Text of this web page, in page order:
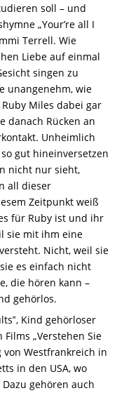
soll – und
„Your’re all I
Terrell. Wie
Liebe auf einmal
singen zu
unangenehm, wie
Miles dabei gar
danach Rücken an
Unheimlich
sogut hineinversetzen
nicht nur sieht,
all dieser
Zeitpunkt weiß
für Ruby ist und ihr
sie mit ihm eine
Nicht, weil sie
es einfach nicht
die hören kann –
gehörlos.
Kind gehörloser
„Verstehen Sie
von Westfrankreich in
in den USA, wo
gehören auch